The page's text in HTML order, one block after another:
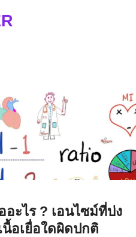
อะไร ? เอนไซม์ที่บ่ง
นื้อเยื่อใดผิดปกติ